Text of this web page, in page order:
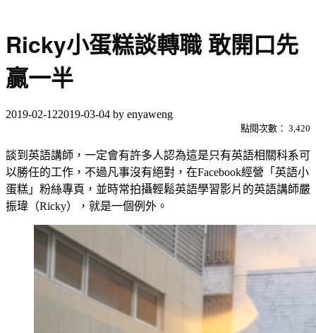
Ricky小蛋糕談轉職 敢開口先
贏一半
2019-02-122019-03-04 by enyaweng
點閱次數： 3,420
談到英語講師，一定會有許多人認為這是只有英語相關科系可
以勝任的工作，不過凡事沒有絕對，在Facebook經營「英語小
蛋糕」粉絲專頁，並時常拍攝輕鬆英語學習影片的英語講師嚴
振瑋（Ricky），就是一個例外。